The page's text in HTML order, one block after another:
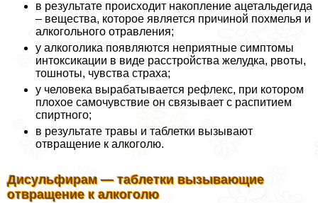
в результате происходит накопление ацетальдегида
– вещества, которое является причиной похмелья и
алкогольного отравления;
у алкоголика появляются неприятные симптомы
интоксикации в виде расстройства желудка, рвоты,
тошноты, чувства стpaxa;
у человека выpaбатывается рефлекс, при котором
плохое самочувствие он связывает с распитием
спиртного;
в результате травы и таблетки вызывают
отвращение к алкоголю.
Дисульфирам — таблетки вызывающие
отвращение к алкоголю